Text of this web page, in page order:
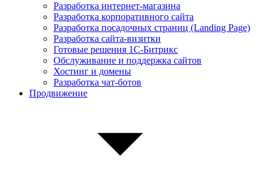
Разработка интернет-магазина
Разработка корпоративного сайта
Разработка посадочных страниц (Landing Page)
Разработка сайта-визитки
Готовые решения 1С-Битрикс
Обслуживание и поддержка сайтов
Хостинг и домены
Разработка чат-ботов
Продвижение